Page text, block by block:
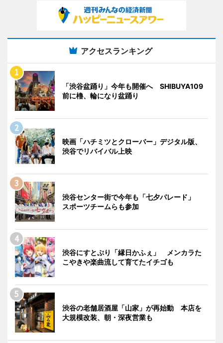
アクセスランキング
「渋谷盆踊り」今年も開催へ SHIBUYA109
前に櫓、輪になり盆踊り
映画「ハチミツとクローバー」デジタル版、
渋谷でリバイバル上映
渋谷センター街で今年も「七夕パレード」
スポーツチームらも参加
渋谷にすとぷり「縁日かふぇ」 メンカラた
こやきや楽曲流して育てたイチゴも
渋谷の老舗居酒屋「山家」が再始動 本店を
大規模改装、朝・深夜営業も